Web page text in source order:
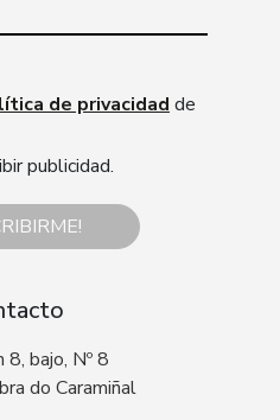
de privacidad de
publicidad.
8, bajo, Nº 8
do Caramiñal